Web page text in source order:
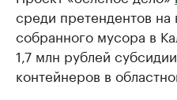
среди претендентов на
собранного мусора в
1,7 млн рублей
контейнеров в